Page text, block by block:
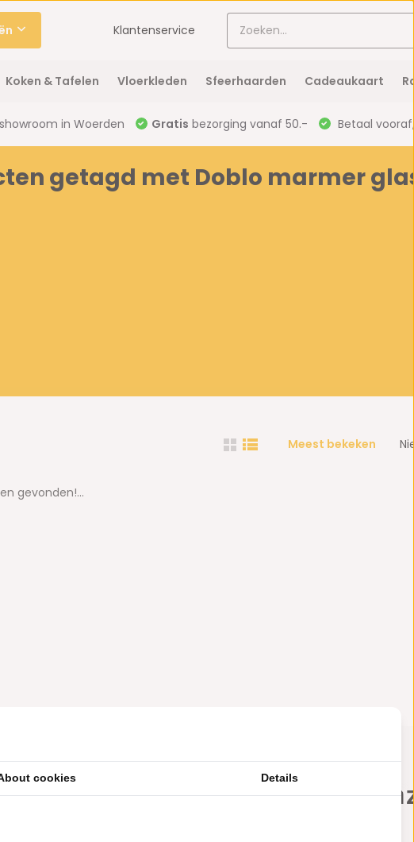
Klantenservice
Koken & Tafelen Vloerkleden Sfeerhaarden Cadeaukaart
showroom in Woerden Gratis bezorging vanaf 50.- Betaal
getagd met Doblo marmer
Meest bekeken
gevonden!...
Heb je een vraag?
cookies Details